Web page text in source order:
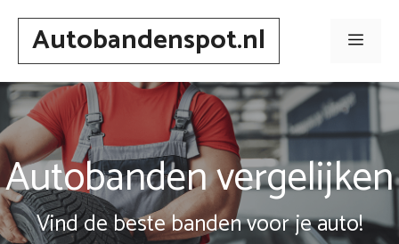
Spring
inhoudAutobandenspot.nl Menu
Autobanden vergelijken
Vind de beste banden voor je auto!